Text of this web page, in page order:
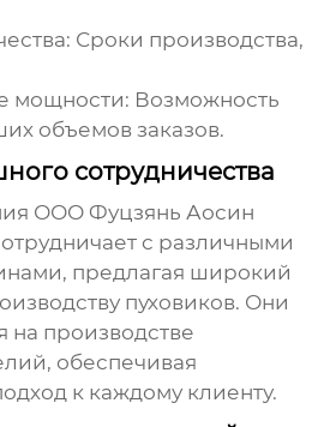
Сроки производства,
мощности: Возможность
объемов заказов.
сотрудничества
ООО Фуцзянь Аосин
с различными
предлагая широкий
пуховиков. Они
на производстве
обеспечивая
к каждому клиенту.